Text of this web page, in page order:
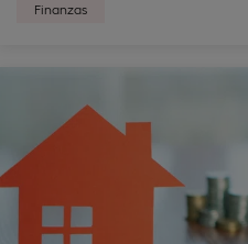
Finanzas